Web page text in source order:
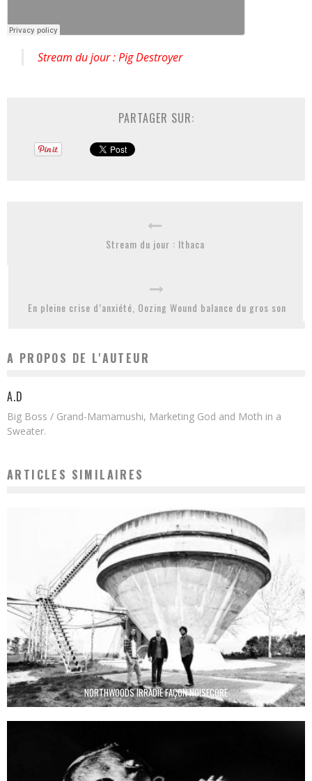
Stream du jour : Pig Destroyer
PARTAGER SUR:
Stream du jour : Ithaca
En pleine crise d’anxiété, Oozing Wound balance du gros son
A PROPOS DE L'AUTEUR
A.D
Big Boss / Grand-Mamamushi, Marketing God and Moth in a
Sweater.
ARTICLES SIMILAIRES
NORTHWOODS IRRADIE FAÇON NOISECORE